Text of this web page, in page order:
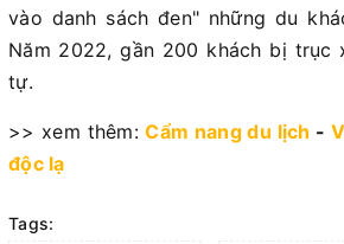
vào danh sách đen" những du
Năm 2022, gần 200 khách bị
tự.
>> xem thêm:Cẩm nang du lịch -
độc lạ
Tags: